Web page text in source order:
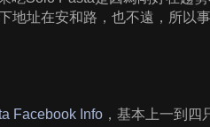
地址在安和路，也不遠，所以
Facebook Info ，基本上一到四